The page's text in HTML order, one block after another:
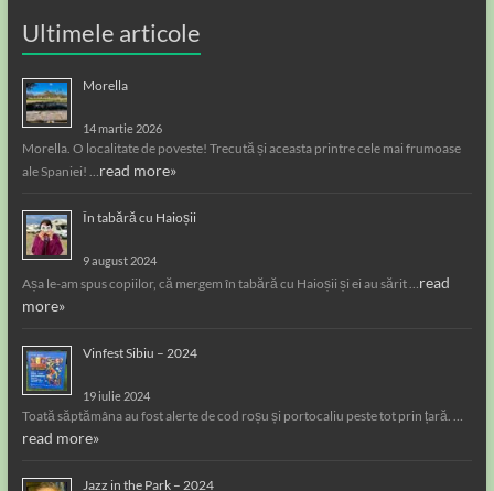
Ultimele articole
Morella
14 martie 2026
Morella. O localitate de poveste! Trecută și aceasta printre cele mai frumoase
ale Spaniei! …read more»
În tabără cu Haioșii
9 august 2024
Așa le-am spus copiilor, că mergem în tabără cu Haioșii și ei au sărit …read
more»
Vinfest Sibiu – 2024
19 iulie 2024
Toată săptămâna au fost alerte de cod roșu și portocaliu peste tot prin țară. …
read more»
Jazz in the Park – 2024